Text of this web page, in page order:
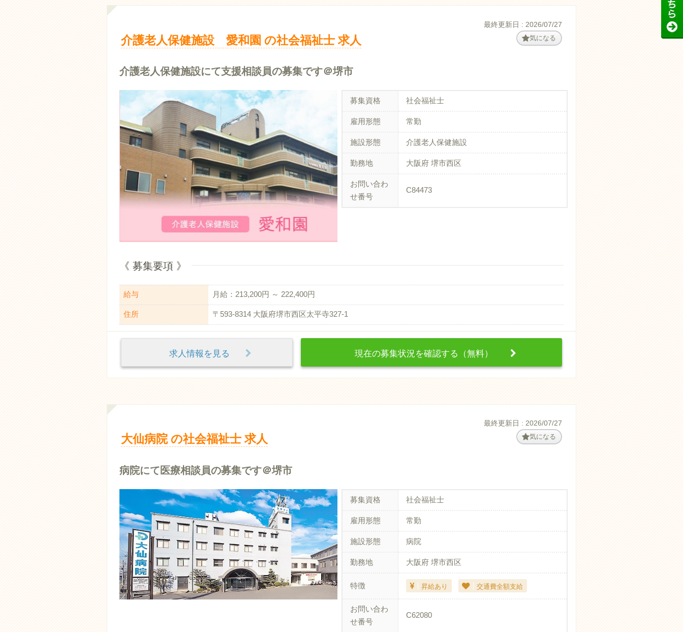
最終更新日 : 2026/07/27
介護老人保健施設 愛和園 の社会福祉士 求人 気になる
介護老人保健施設にて支援相談員の募集です＠堺市
募集資格 社会福祉士
雇用形態 常勤
施設形態 介護老人保健施設
勤務地 大阪府 堺市西区
お問い合わ
せ番号
C84473
《 募集要項 》
給与 月給：213,200円 ～ 222,400円
住所 〒593-8314 大阪府堺市西区太平寺327-1
求人情報を見る 現在の募集状況を確認する（無料）
最終更新日 : 2026/07/27
大仙病院 の社会福祉士 求人 気になる
病院にて医療相談員の募集です＠堺市
募集資格 社会福祉士
雇用形態 常勤
施設形態 病院
勤務地 大阪府 堺市西区
特徴 昇給あり 交通費全額支給
お問い合わ
せ番号
C62080